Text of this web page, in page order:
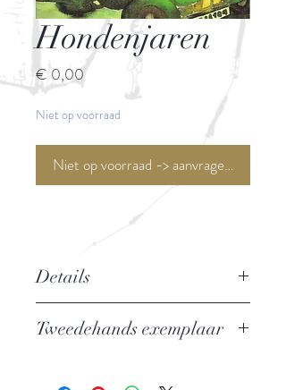
Hondenjaren
€ 0,00Prijs
Niet op voorraad
Niet op voorraad -> aanvragen <-
Details
Uitgever: Meulenhoff
Tweedehands exemplaar